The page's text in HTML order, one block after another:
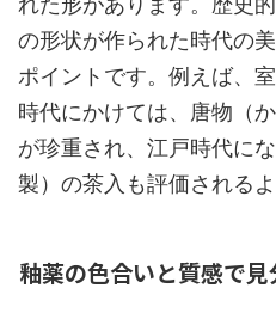
の形状が作られた時代の
ポイントです。例えば、
時代にかけては、唐物（
が珍重され、江戸時代に
製）の茶入も評価される
釉薬の色合いと質感で